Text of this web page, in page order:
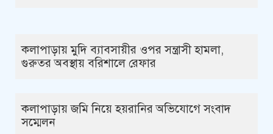
কলাপাড়ায় মুদি ব্যাবসায়ীর ওপর সন্ত্রাসী হামলা,
গুরুতর অবস্থায় বরিশালে রেফার
কলাপাড়ায় জমি নিয়ে হয়রানির অভিযোগে সংবাদ
সম্মেলন